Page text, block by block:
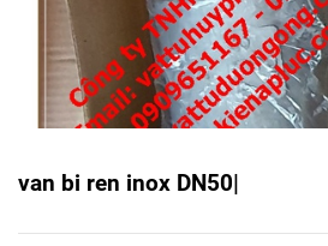
van bi ren inox DN50|